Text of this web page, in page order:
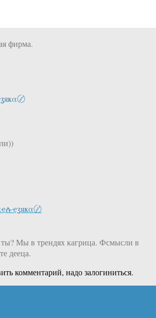
фирма.
〄
〄
Мы в трендях кагрица. Фсмысли в
дееца.
комментарий, надо залогиниться.